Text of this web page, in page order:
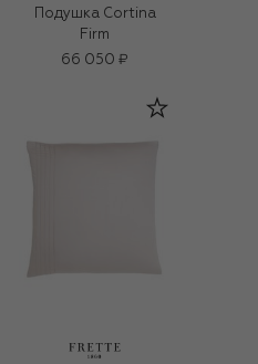
Подушка Cortina
Firm
66 050 ₽